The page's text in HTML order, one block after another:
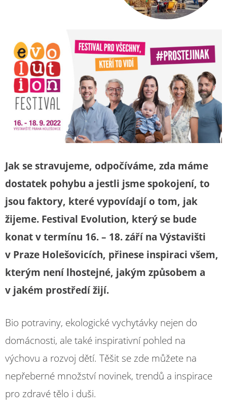
Jak se stravujeme, odpočíváme, zda máme
dostatek pohybu a jestli jsme spokojení, to
jsou faktory, které vypovídají o tom, jak
žijeme. Festival Evolution, který se bude
konat v termínu 16. – 18. září na Výstavišti
v Praze Holešovicích, přinese inspiraci všem,
kterým není lhostejné, jakým způsobem a
v jakém prostředí žijí.
Bio potraviny, ekologické vychytávky nejen do
domácnosti, ale také inspirativní pohled na
výchovu a rozvoj dětí. Těšit se zde můžete na
nepřeberné množství novinek, trendů a inspirace
pro zdravé tělo i duši.